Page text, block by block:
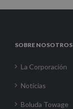
SOBRE NOSOTROS
La Corporación
Noticias
Boluda Towage